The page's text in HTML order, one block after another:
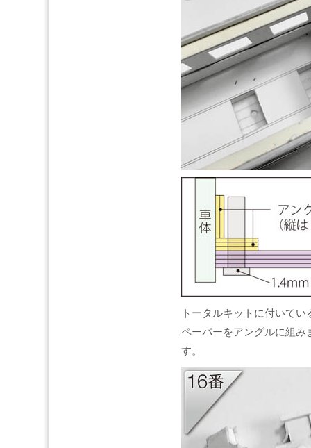
トータルキットに付いて
ペーパーをアングルに組み
す。